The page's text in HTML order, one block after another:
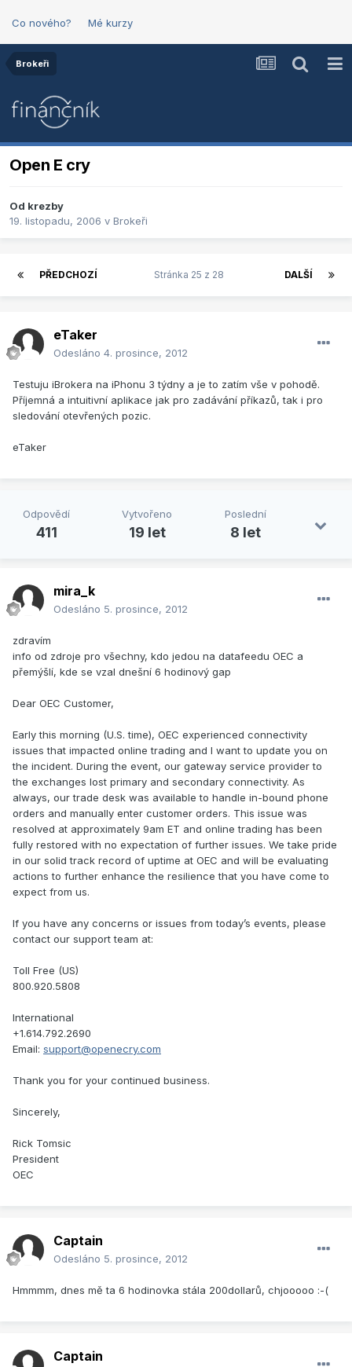
Co nového? Mé kurzy
Brokeři
Open E cry
Od krezby
19. listopadu, 2006 v Brokeři
PŘEDCHOZÍ DALŠÍ
Stránka 25 z 28
eTaker
Odesláno 4. prosince, 2012
Testuju iBrokera na iPhonu 3 týdny a je to zatím vše v pohodě.
Příjemná a intuitivní aplikace jak pro zadávání příkazů, tak i pro
sledování otevřených pozic.
eTaker
Odpovědí
411
Vytvořeno
19 let
Poslední
8 let
mira_k
Odesláno 5. prosince, 2012
zdravím
info od zdroje pro všechny, kdo jedou na datafeedu OEC a
přemýšlí, kde se vzal dnešní 6 hodinový gap
Dear OEC Customer,
Early this morning (U.S. time), OEC experienced connectivity
issues that impacted online trading and I want to update you on
the incident. During the event, our gateway service provider to
the exchanges lost primary and secondary connectivity. As
always, our trade desk was available to handle in-bound phone
orders and manually enter customer orders. This issue was
resolved at approximately 9am ET and online trading has been
fully restored with no expectation of further issues. We take pride
in our solid track record of uptime at OEC and will be evaluating
actions to further enhance the resilience that you have come to
expect from us.
If you have any concerns or issues from today’s events, please
contact our support team at:
Toll Free (US)
800.920.5808
International
+1.614.792.2690
Email: support@openecry.com
Thank you for your continued business.
Sincerely,
Rick Tomsic
President
OEC
Captain
Odesláno 5. prosince, 2012
Hmmmm, dnes mě ta 6 hodinovka stála 200dollarů, chjooooo :-(
Captain